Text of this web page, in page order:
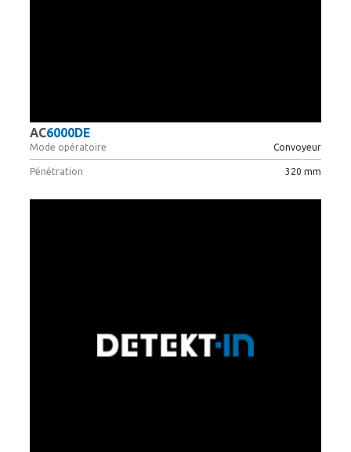
AC6000DE
Mode opératoire Convoyeur
Pénétration 320 mm